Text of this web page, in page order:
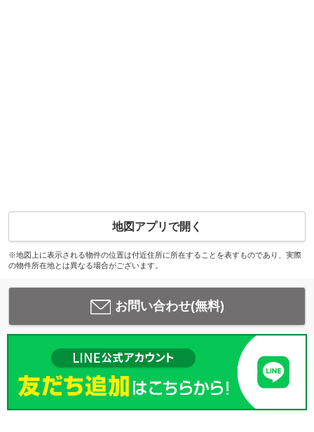
地図アプリで開く
※地図上に表示される物件の位置は付近住所に所在することを表すものであり、実際
の物件所在地とは異なる場合がございます。
お問い合わせ(無料)